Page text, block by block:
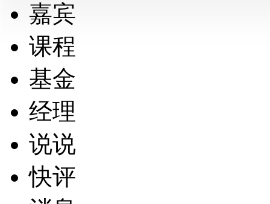
嘉宾
课程
基金
经理
说说
快评